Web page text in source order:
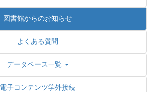
図書館からのお知らせ
よくある質問
データベース一覧
電子コンテンツ学外接続